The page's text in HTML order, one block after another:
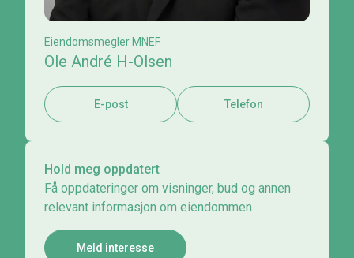
Eiendomsmegler MNEF
Ole André H-Olsen
E-post Telefon
Hold meg oppdatert
Få oppdateringer om visninger, bud og annen
relevant informasjon om eiendommen
Meld interesse